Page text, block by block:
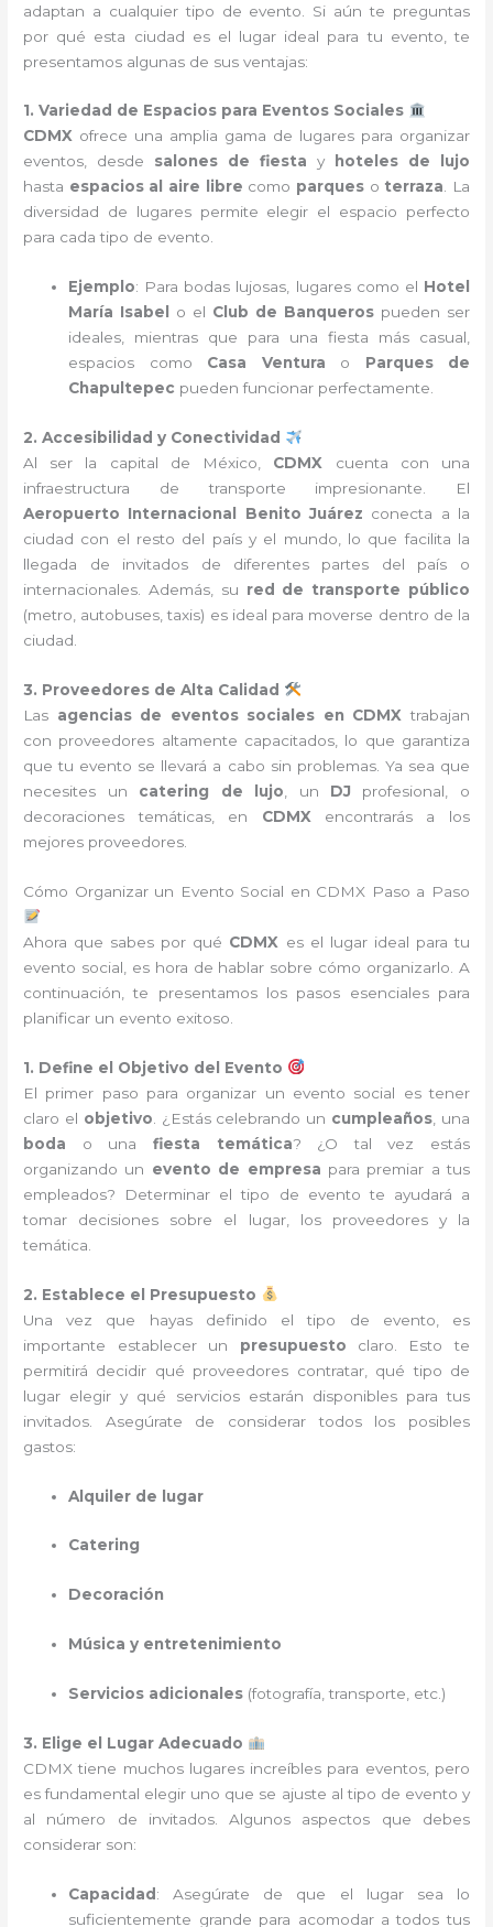
adaptan a cualquier tipo de evento. Si aún te preguntas
por qué esta ciudad es el lugar ideal para tu evento, te
presentamos algunas de sus ventajas:
1. Variedad de Espacios para Eventos Sociales
CDMX ofrece una amplia gama de lugares para organizar
eventos, desde salones de fiesta y
hoteles de lujo
hasta espacios al aire libre como parqueso terraza. La
diversidad de lugares permite elegir el espacio perfecto
para cada tipo de evento.
Ejemplo: Para bodas lujosas, lugares como el Hotel
María Isabel
o el Club de Banquerospueden ser
ideales, mientras que para una fiesta más casual,
espacios como Casa Ventura o Parques de
Chapultepec pueden funcionar perfectamente.
2. Accesibilidad y Conectividad
Al ser la capital de México, CDMX cuenta con una
infraestructura de transporte impresionante. El
Aeropuerto Internacional Benito Juárez conecta a la
ciudad con el resto del país y el mundo, lo que facilita la
llegada de invitados de diferentes partes del país o
internacionales. Además, su red de transporte público
(metro, autobuses, taxis) es ideal para moverse dentro de la
ciudad.
3. Proveedores de Alta Calidad
Las agencias de eventos sociales en CDMX trabajan
con proveedores altamente capacitados, lo que garantiza
que tu evento se llevará a cabo sin problemas. Ya sea que
necesites un catering de lujo , un DJ profesional, o
decoraciones temáticas, en CDMX encontrarás a los
mejores proveedores.
Cómo Organizar un Evento Social en CDMX Paso a Paso
Ahora que sabes por qué CDMX es el lugar ideal para tu
evento social, es hora de hablar sobre cómo organizarlo. A
continuación, te presentamos los pasos esenciales para
planificar un evento exitoso.
1. Define el Objetivo del Evento
El primer paso para organizar un evento social es tener
claro el objetivo . ¿Estás celebrando un cumpleaños , una
boda o una fiesta temática? ¿O tal vez estás
organizando un evento de empresa para premiar a tus
empleados? Determinar el tipo de evento te ayudará a
tomar decisiones sobre el lugar, los proveedores y la
temática.
2. Establece el Presupuesto
Una vez que hayas definido el tipo de evento, es
importante establecer un presupuesto claro. Esto te
permitirá decidir qué proveedores contratar, qué tipo de
lugar elegir y qué servicios estarán disponibles para tus
invitados. Asegúrate de considerar todos los posibles
gastos:
Alquiler de lugar
Catering
Decoración
Música y entretenimiento
Servicios adicionales (fotografía, transporte, etc.)
3. Elige el Lugar Adecuado
CDMX tiene muchos lugares increíbles para eventos, pero
es fundamental elegir uno que se ajuste al tipo de evento y
al número de invitados. Algunos aspectos que debes
considerar son:
Capacidad : Asegúrate de que el lugar sea lo
suficientemente grande para acomodar a todos tus